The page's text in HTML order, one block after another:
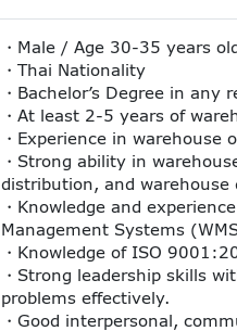
・Male / Age 30-35 years
・Thai Nationality
・Bachelor’s Degree in any
・At least 2-5 years of
・Experience in
・Strong ability in
distribution, and
・Knowledge and
Management Systems
・Knowledge of ISO
・Strong leadership skills
problems effectively.
・Good interpersonal,